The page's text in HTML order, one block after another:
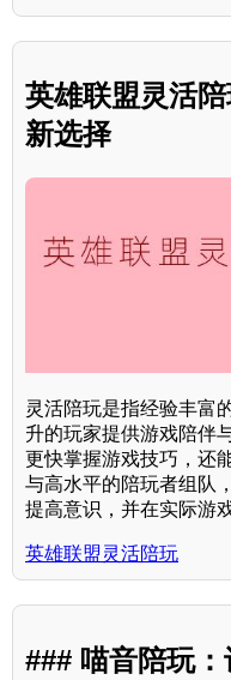
英雄联盟灵活
新选择
灵活陪玩是指经验丰富
升的玩家提供游戏陪伴
更快掌握游戏技巧，还
与高水平的陪玩者组队
提高意识，并在实际游
英雄联盟灵活陪玩
### 喵音陪玩